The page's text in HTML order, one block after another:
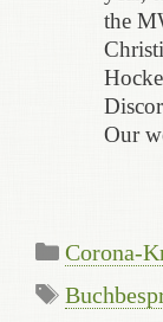
the
Our
Corona-
Tags